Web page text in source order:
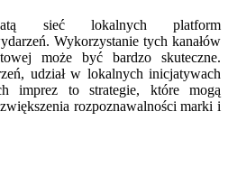
sieć lokalnych platform
Wykorzystanie tych kanałów
może być bardzo skuteczne.
udział w lokalnych inicjatywach
imprez to strategie, które mogą
rozpoznawalności marki i